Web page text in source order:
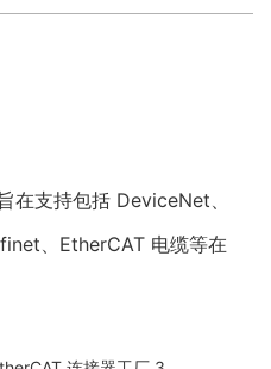
在支持包括 DeviceNet、
、EtherCAT 电缆等在